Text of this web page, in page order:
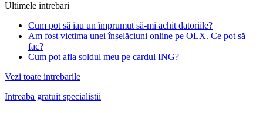
Ultimele intrebari
Cum pot să iau un împrumut să-mi achit datoriile?
Am fost victima unei înșelăciuni online pe OLX. Ce pot să
fac?
Cum pot afla soldul meu pe cardul ING?
Vezi toate intrebarile
Intreaba gratuit specialistii